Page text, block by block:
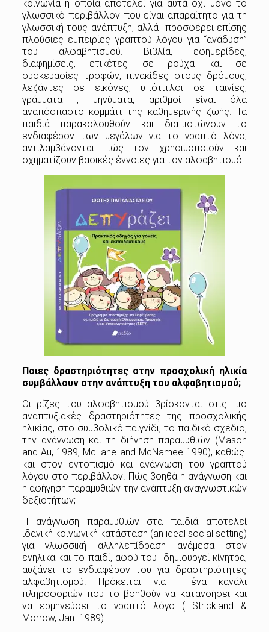
κοινωνία η οποία αποτελεί για αυτά όχι μόνο το
γλωσσικό περιβάλλον που είναι απαραίτητο για τη
γλωσσική τους ανάπτυξη, αλλά προσφέρει επίσης
πλούσιες εμπειρίες γραπτού λόγου για “ανάδυση”
του αλφαβητισμού. Βιβλία, εφημερίδες,
διαφημίσεις, ετικέτες σε ρούχα και σε
συσκευασίες τροφών, πινακίδες στους δρόμους,
λεζάντες σε εικόνες, υπότιτλοι σε ταινίες,
γράμματα , μηνύματα, αριθμοί είναι όλα
αναπόσπαστο κομμάτι της καθημερινής ζωής. Τα
παιδιά παρακολουθούν και διαπιστώνουν το
ενδιαφέρον των μεγάλων για το γραπτό λόγο,
αντιλαμβάνονται πώς τον χρησιμοποιούν και
σχηματίζουν βασικές έννοιες για τον αλφαβητισμό.
Ποιες δραστηριότητες στην προσχολική ηλικία
συμβάλλουν στην ανάπτυξη του αλφαβητισμού;
Οι ρίζες του αλφαβητισμού βρίσκονται στις πιο
αναπτυξιακές δραστηριότητες της προσχολικής
ηλικίας, στο συμβολικό παιγνίδι, το παιδικό σχέδιο,
την ανάγνωση και τη διήγηση παραμυθιών (Mason
and Au, 1989, McLane and McNamee 1990), καθώς
και στον εντοπισμό και ανάγνωση του γραπτού
λόγου στο περιβάλλον. Πώς βοηθά η ανάγνωση και
η αφήγηση παραμυθιών την ανάπτυξη αναγνωστικών
δεξιοτήτων;
Η ανάγνωση παραμυθιών στα παιδιά αποτελεί
ιδανική κοινωνική κατάσταση (an ideal social setting)
για γλωσσική αλληλεπίδραση ανάμεσα στον
ενήλικα και το παιδί, αφού του δημιουργεί κίνητρα,
αυξάνει το ενδιαφέρον του για δραστηριότητες
αλφαβητισμού. Πρόκειται για ένα κανάλι
πληροφοριών που το βοηθούν να κατανοήσει και
να ερμηνεύσει το γραπτό λόγο ( Strickland &
Morrow, Jan. 1989).